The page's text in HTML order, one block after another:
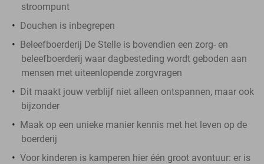
stroompunt
Douchen is inbegrepen
Beleefboerderij De Stelle is bovendien een zorg- en
beleefboerderij waar dagbesteding wordt geboden aan
mensen met uiteenlopende zorgvragen
Dit maakt jouw verblijf niet alleen ontspannen, maar ook
bijzonder
Maak op een unieke manier kennis met het leven op de
boerderij
Voor kinderen is kamperen hier één groot avontuur: er is